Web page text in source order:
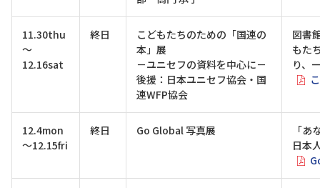
11.30thu
～
12.16sat
終日
こどもたちのための「国連の
本」展
－ユニセフの資料を中心に－
後援：日本ユニセフ協会・国
連WFP協会
図書
もた
り、
12.4mon
～12.15fri
終日 Go Global 写真展
「
日本